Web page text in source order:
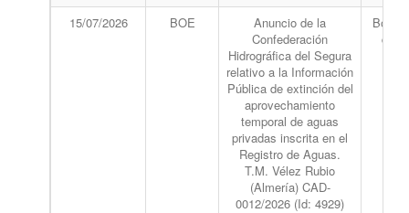
15/07/2026 BOE
Anuncio de la
Confederación
Hidrográfica del Segura
relativo a la Información
Pública de extinción del
aprovechamiento
temporal de aguas
privadas inscrita en el
Registro de Aguas.
T.M. Vélez Rubio
(Almería) CAD-
0012/2026 (Id: 4929)
del